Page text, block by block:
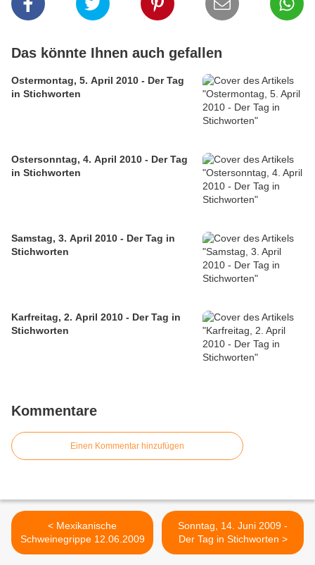
Das könnte Ihnen auch gefallen
Ostermontag, 5. April 2010 - Der Tag
in Stichworten
Ostersonntag, 4. April 2010 - Der Tag
in Stichworten
Samstag, 3. April 2010 - Der Tag in
Stichworten
Karfreitag, 2. April 2010 - Der Tag in
Stichworten
Kommentare
Einen Kommentar hinzufügen
< Mexikanische
Schweinegrippe 12.06.2009
Sonntag, 14. Juni 2009 -
Der Tag in Stichworten >